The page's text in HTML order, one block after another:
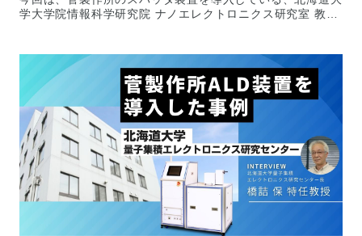
学大学院情報科学研究院 ナノエレクトロニクス研究室 教授